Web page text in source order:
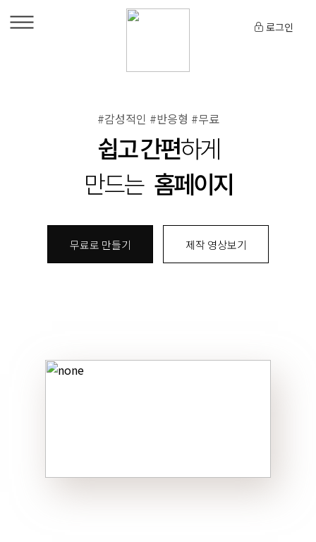
로그인
#감성적인 #반응형 #무료
쉽고 간편하게
만드는 홈페이지
무료로 만들기 제작 영상보기